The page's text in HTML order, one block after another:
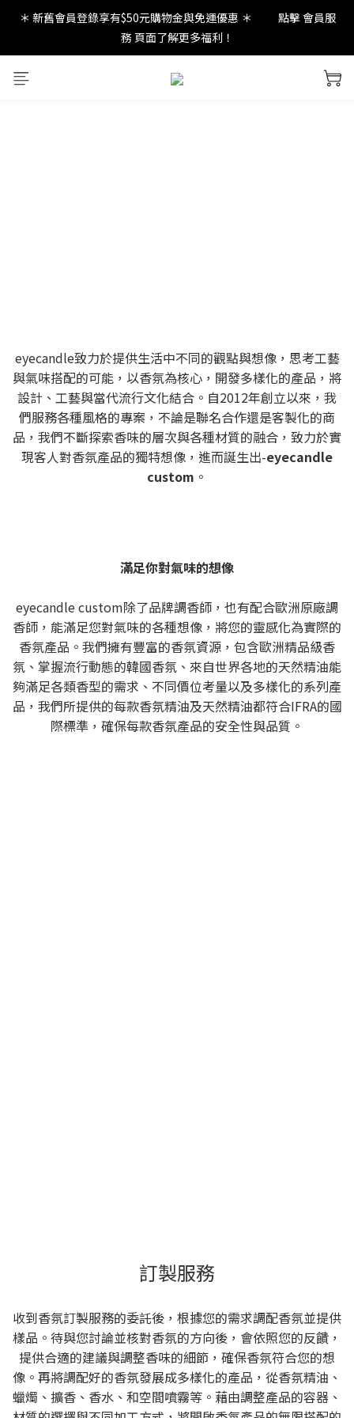
new in：火山岩擴香裝置
＊ 新舊會員登錄享有$50元購物金與免運優惠 ＊           點擊 會員服
務 頁面了解更多福利！
new in：火山岩擴香裝置
eyecandle致力於提供生活中不同的觀點與想像，思考工藝
與氣味搭配的可能，以香氛為核心，開發多樣化的產品，將
設計、工藝與當代流行文化結合。自2012年創立以來，我
們服務各種風格的專案，不論是聯名合作還是客製化的商
品，我們不斷探索香味的層次與各種材質的融合，致力於實
現客人對香氛產品的獨特想像，進而誕生出-eyecandle
custom 。
滿足你對氣味的想像
eyecandle custom除了品牌調香師，也有配合歐洲原廠調
香師，能滿足您對氣味的各種想像，將您的靈感化為實際的
香氛產品。我們擁有豐富的香氛資源，包含歐洲精品級香
氛、掌握流行動態的韓國香氛、來自世界各地的天然精油能
夠滿足各類香型的需求、不同價位考量以及多樣化的系列產
品，我們所提供的每款香氛精油及天然精油都符合IFRA的國
際標準，確保每款香氛產品的安全性與品質。
訂製服務
收到香氛訂製服務的委託後，根據您的需求調配香氛並提供
樣品。待與您討論並核對香氛的方向後，會依照您的反饋，
提供合適的建議與調整香味的細節，確保香氛符合您的想
像。再將調配好的香氛發展成多樣化的產品，從香氛精油、
蠟燭、擴香、香水、和空間噴霧等。藉由調整產品的容器、